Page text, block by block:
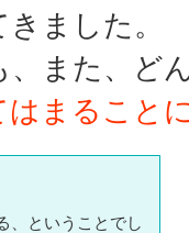
ました。
、また、ど
はまること
、ということでし